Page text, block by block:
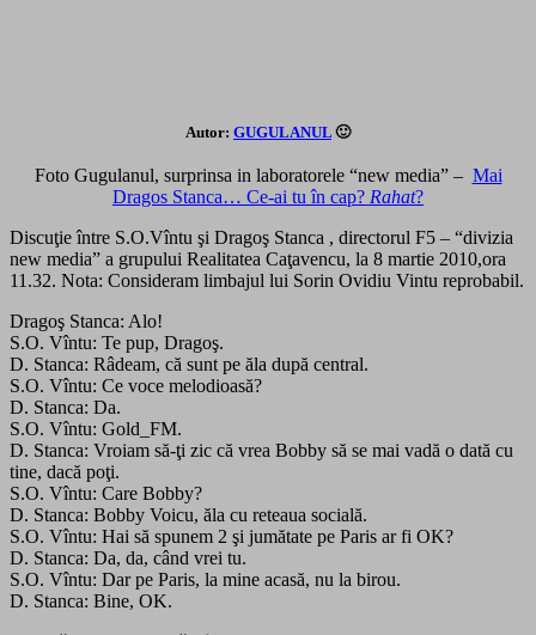
Autor: GUGULANUL 🙂
Foto Gugulanul, surprinsa in laboratorele “new media” – Mai
Dragos Stanca… Ce-ai tu în cap? Rahat?
Discuţie între S.O.Vîntu şi Dragoş Stanca , directorul F5 – “divizia
new media” a grupului Realitatea Caţavencu, la 8 martie 2010,ora
11.32. Nota: Consideram limbajul lui Sorin Ovidiu Vintu reprobabil.
Dragoş Stanca: Alo!
S.O. Vîntu: Te pup, Dragoş.
D. Stanca: Râdeam, că sunt pe ăla după central.
S.O. Vîntu: Ce voce melodioasă?
D. Stanca: Da.
S.O. Vîntu: Gold_FM.
D. Stanca: Vroiam să-ţi zic că vrea Bobby să se mai vadă o dată cu
tine, dacă poţi.
S.O. Vîntu: Care Bobby?
D. Stanca: Bobby Voicu, ăla cu reteaua socială.
S.O. Vîntu: Hai să spunem 2 şi jumătate pe Paris ar fi OK?
D. Stanca: Da, da, când vrei tu.
S.O. Vîntu: Dar pe Paris, la mine acasă, nu la birou.
D. Stanca: Bine, OK.